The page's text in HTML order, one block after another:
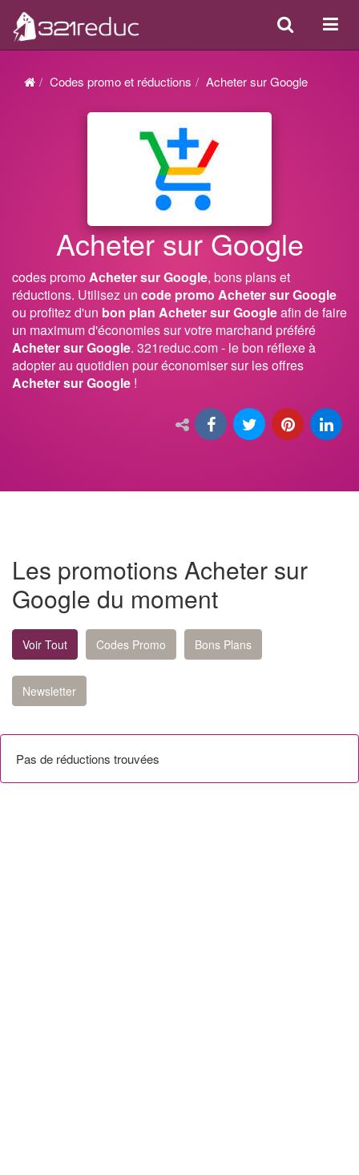
ou
Search
Codes promo et réductions Acheter sur Google
Acheter sur Google
codes promoAcheter sur Google, bons plans et
réductions. Utilisez un code promo Acheter sur Google
ou profitez d'un bon plan Acheter sur Googleafin de faire
un maximum d'économies sur votre marchand préféré
Acheter sur Google. 321reduc.com - le bon réflexe à
adopter au quotidien pour économiser sur les offres
Acheter sur Google !
Les promotions Acheter sur
Google du moment
Voir Tout Codes Promo Bons Plans
Newsletter
Pas de réductions trouvées